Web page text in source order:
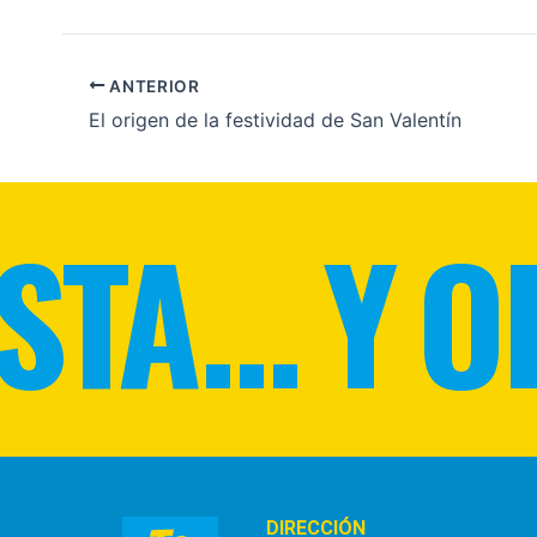
ANTERIOR
El origen de la festividad de San Valentín
Y
DIRECCIÓN